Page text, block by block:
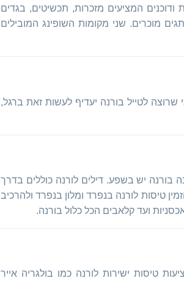
ודוכנים המציעים מזכרות, תכשיטים, בגדים
מוכרים. שני מקומות השופינג המובילים
שרוצה לטייל בורנה יעדיף לעשות זאת ברגל,
בורנה יש בשפע. דילים לורנה כוללים בדרך
טיסות לורנה בנפרד ומלון בנפרד ולהרכיב
ועד קלאבים הכל כלול בורנה.
טיסות ישירות לורנה כמו בולגריה אייר